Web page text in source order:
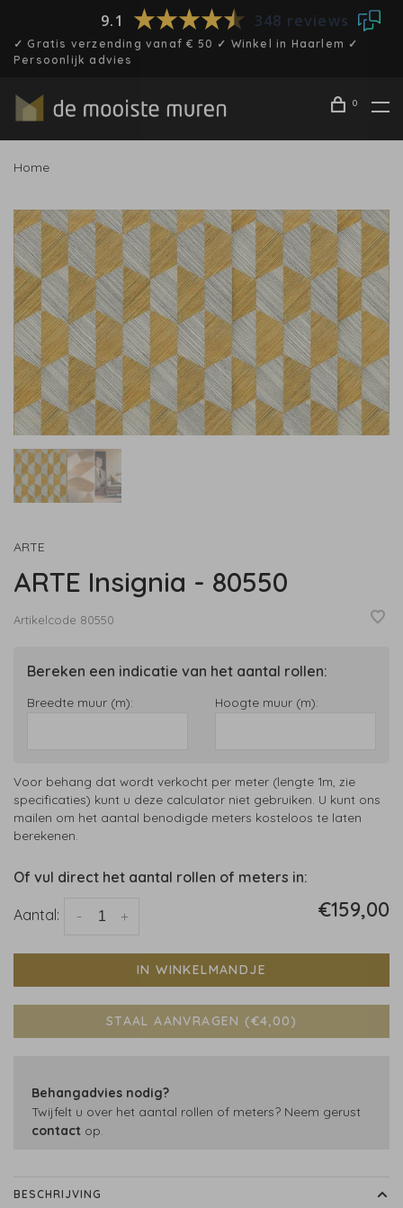
9.1 348 reviews
✓ Gratis verzending vanaf € 50 ✓ Winkel in Haarlem ✓
Persoonlijk advies
0
Home
ARTE
ARTE Insignia - 80550
Artikelcode 80550
Bereken een indicatie van het aantal rollen:
Breedte muur (m): Hoogte muur (m):
Voor behang dat wordt verkocht per meter (lengte 1m, zie
specificaties) kunt u deze calculator niet gebruiken. U kunt ons
mailen om het aantal benodigde meters kosteloos te laten
berekenen.
Of vul direct het aantal rollen of meters in:
Aantal: +
- €159,00
IN WINKELMANDJE
STAAL AANVRAGEN (€4,00)
Behangadvies nodig?
Twijfelt u over het aantal rollen of meters? Neem gerust
contact op.
BESCHRIJVING